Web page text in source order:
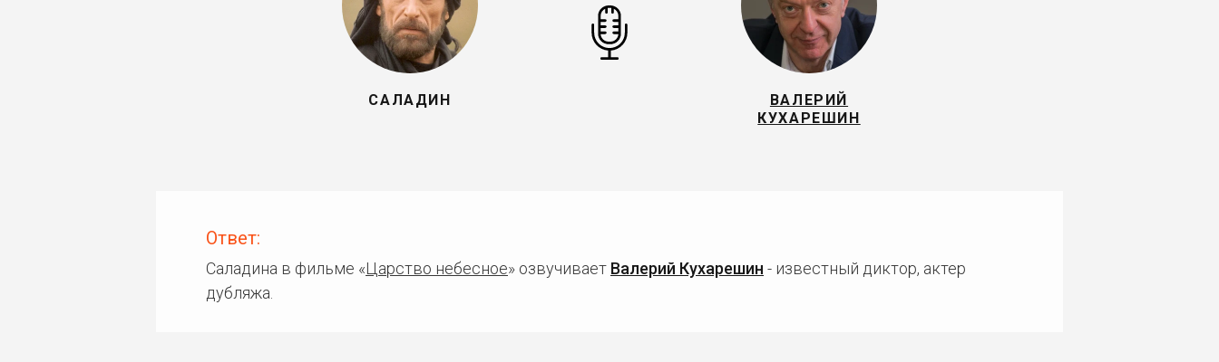
САЛАДИН
ВАЛЕРИЙ
КУХАРЕШИН
Ответ:
Саладина в фильме «Царство небесное» озвучивает Валерий Кухарешин - известный диктор, актер
дубляжа.